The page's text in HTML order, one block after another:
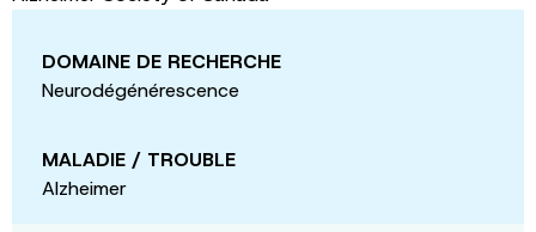
DOMAINE DE RECHERCHE
Neurodégénérescence
MALADIE / TROUBLE
Alzheimer